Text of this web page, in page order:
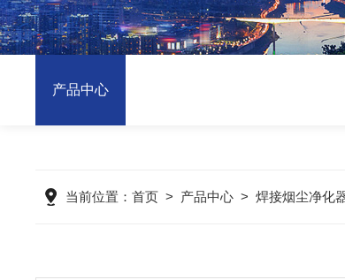
产品中心
当前位置：首页 > 产品中心 >焊接烟尘净化